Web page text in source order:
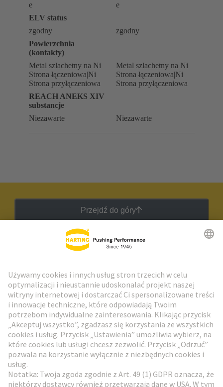
e
e
ELV status
zgodny
zgodny
Powierzchnia
(kontakty)
Metal szlachetny na Ni
Strona łączeniowa|Ni
Strona przyłączeniowa
Metal szlachetny na Ni
Strona łączeniowa|Ni
Strona przyłączeniowa
REACH ANEKS XIV
substancje
Niezawarte
Niezawarte
Przejdź do góry
Przejdź do rejestracji
Social Media